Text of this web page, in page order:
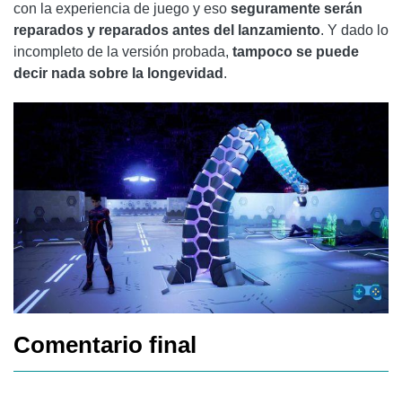
con la experiencia de juego y eso seguramente serán
reparados y reparados antes del lanzamiento. Y dado lo
incompleto de la versión probada, tampoco se puede
decir nada sobre la longevidad .
Comentario final